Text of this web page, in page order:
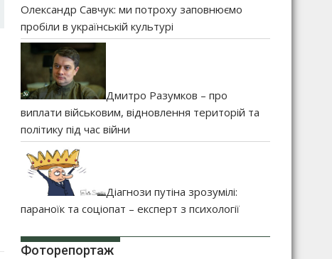
Олександр Савчук: ми потроху заповнюємо
пробіли в українській культурі
Дмитро Разумков – про
виплати військовим, відновлення територій та
політику під час війни
Діагнози путіна зрозумілі:
параноїк та соціопат – експерт з психології
Фоторепортаж